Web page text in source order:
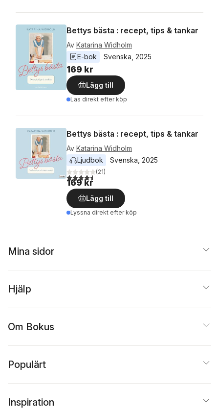
Bettys bästa : recept, tips & tankar
Av Katarina Widholm
E-bok
Svenska 2025
169 kr
Lägg till
Läs direkt efter köp
Bettys bästa : recept, tips & tankar
Av Katarina Widholm
Ljudbok
Svenska 2025
4,5utav 5 stjärnor. Totalt antal röster:
(21)
169 kr
Lägg till
Lyssna direkt efter köp
Mina sidor
Hjälp
Om Bokus
Populärt
Inspiration